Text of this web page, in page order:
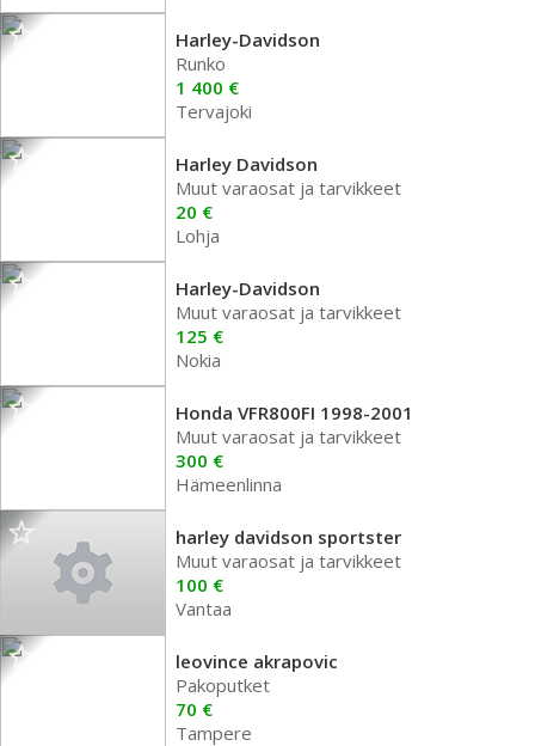
Harley-Davidson
Runko
1 400 €
Tervajoki
Harley Davidson
Muut varaosat ja tarvikkeet
20 €
Lohja
Harley-Davidson
Muut varaosat ja tarvikkeet
125 €
Nokia
Honda VFR800FI 1998-2001
Muut varaosat ja tarvikkeet
300 €
Hämeenlinna
harley davidson sportster
Muut varaosat ja tarvikkeet
100 €
Vantaa
leovince akrapovic
Pakoputket
70 €
Tampere